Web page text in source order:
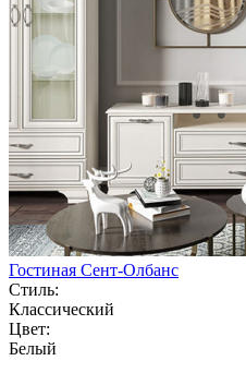
Гостиная Сент-Олбанс
Стиль:
Классический
Цвет:
Белый